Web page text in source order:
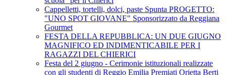
Cappelletti, tortelli, dolci, paste Spunta PROGETTO:
"UNO SPOT GIOVANE" Sponsorizzato da Reggiana
Gourmet
FESTA DELLA REPUBBLICA: UN DUE GIUGNO
MAGNIFICO ED INDIMENTICABILE PER I
RAGAZZI DEL CHIERICI
Festa del 2 giugno - Cerimonie istituzionali realizzate
con gli studenti di Reggio Emilia Premiati Orietta Berti